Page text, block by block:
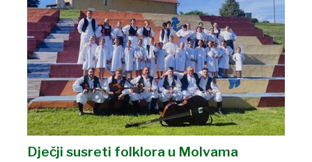
Dječji susreti folklora u Molvama